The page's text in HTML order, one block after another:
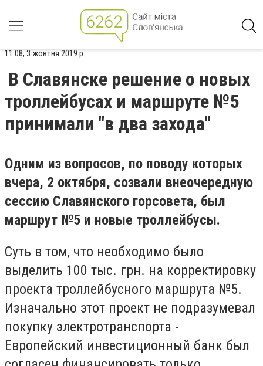
11:08, 3 жовтня 2019 р.
В Славянске решение о новых
троллейбусах и маршруте №5
принимали "в два захода"
Одним из вопросов, по поводу которых
вчера, 2 октября, созвали внеочередную
сессию Славянского горсовета, был
маршрут №5 и новые троллейбусы.
Суть в том, что необходимо было
выделить 100 тыс. грн. на корректировку
проекта троллейбусного маршрута №5.
Изначально этот проект не подразумевал
покупку электротранспорта -
Европейский инвестиционный банк был